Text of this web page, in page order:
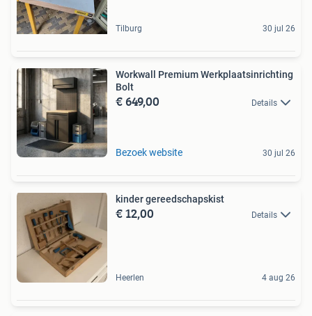
Tilburg 30 jul 26
Workwall Premium Werkplaatsinrichting
Bolt
€ 649,00 Details
Bezoek website 30 jul 26
kinder gereedschapskist
€ 12,00 Details
Heerlen 4 aug 26